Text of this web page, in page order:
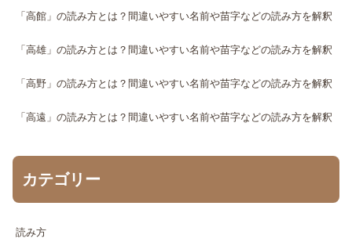
「高館」の読み方とは？間違いやすい名前や苗字などの読み方を解釈
「高雄」の読み方とは？間違いやすい名前や苗字などの読み方を解釈
「高野」の読み方とは？間違いやすい名前や苗字などの読み方を解釈
「高遠」の読み方とは？間違いやすい名前や苗字などの読み方を解釈
カテゴリー
読み方